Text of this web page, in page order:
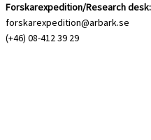
Forskarexpedition/Research desk:
forskarexpedition@arbark.se
(+46) 08-412 39 29